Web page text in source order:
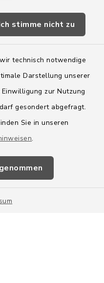
stimme nicht zu
technisch notwendige
Darstellung unserer
zur Nutzung
gesondert abgefragt.
Sie in unseren
.